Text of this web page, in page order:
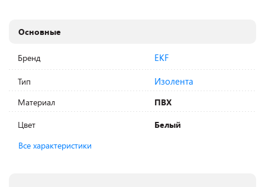
Основные
Бренд EKF
Тип Изолента
Материал
ПВХ
Цвет
Белый
Все характеристики